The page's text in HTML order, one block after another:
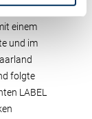
einem
und im
folgte
LABEL